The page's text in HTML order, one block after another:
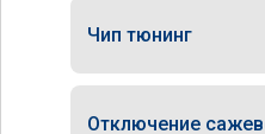
Чип тюнинг
Отключение